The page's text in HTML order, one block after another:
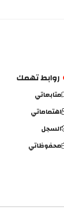
روابط تهمك
متابعاتي
اهتماماتي
السجل
محفوظاتي